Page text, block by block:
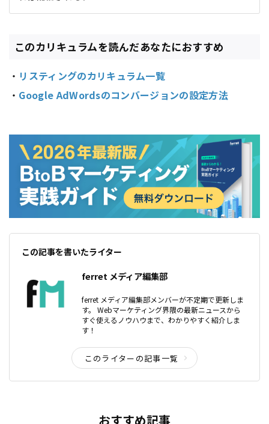
このカリキュラムを読んだあなたにおすすめ
・ リスティングのカリキュラム一覧
・ Google AdWordsのコンバージョンの設定方法
この記事を書いたライター
ferret メディア編集部
ferret メディア編集部メンバーが不定期で更新しま
す。 Webマーケティング界隈の最新ニュースから
すぐ使えるノウハウまで、わかりやすく紹介しま
す！
このライターの記事一覧
おすすめ記事